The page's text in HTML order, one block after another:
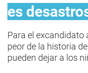
es
Para el excandidato
peor de la historia
pueden dejar a los